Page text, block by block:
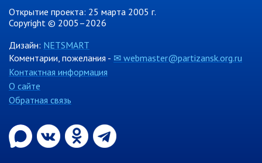
Открытие проекта: 25 марта 2005 г.
Copyright © 2005–2026
Дизайн: NETSMART
Коментарии, пожелания - ✉ webmaster@partizansk.org.ru
Контактная информация
О сайте
Обратная связь